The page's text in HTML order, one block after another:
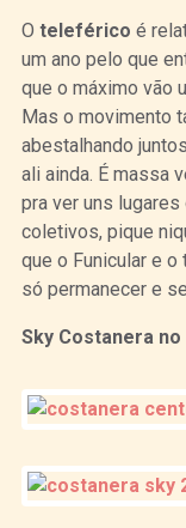
O teleférico é
um ano pelo que
que o máximo vão
Mas o movimento
abestalhando
ali ainda. É massa
pra ver uns
coletivos, pique
que o Funicular e
só permanecer e
Sky Costanera